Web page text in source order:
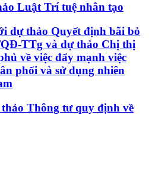
Luật Trí tuệ nhân tạo
dự thảo Quyết định bãi bỏ
QĐ-TTg và dự thảo Chị thị
về việc đẩy mạnh việc
phối và sử dụng nhiên
Thông tư quy định về